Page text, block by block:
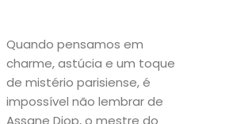
Quando pensamos em
charme, astúcia e um toque
de mistério parisiense, é
impossível não lembrar de
Assane Diop, o mestre do